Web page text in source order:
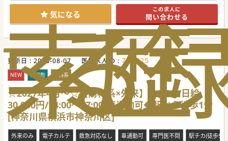
索
る
歴
気になる この求人に
問い合わせる
更新日 : 2026-08-07 医師求人ID : 736725
NEW 非常勤 内科系
☆2027年4月～☆【内科系×外来】木(PM)/日給
30,000円/14:00～17:00/車通勤可◆駅から徒歩1分
[神奈川県横浜市神奈川区]
外来のみ 電子カルテ 救急対応なし 車通勤可 専門医不問 駅チカ(徒歩5